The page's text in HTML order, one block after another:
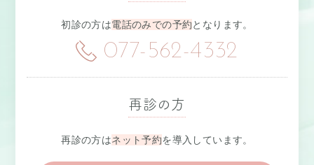
初診の方は電話のみでの予約となります。
077-562-4332
再診の方
再診の方はネット予約を導入しています。